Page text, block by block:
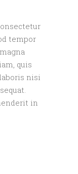
tempor
quis
nisi
in